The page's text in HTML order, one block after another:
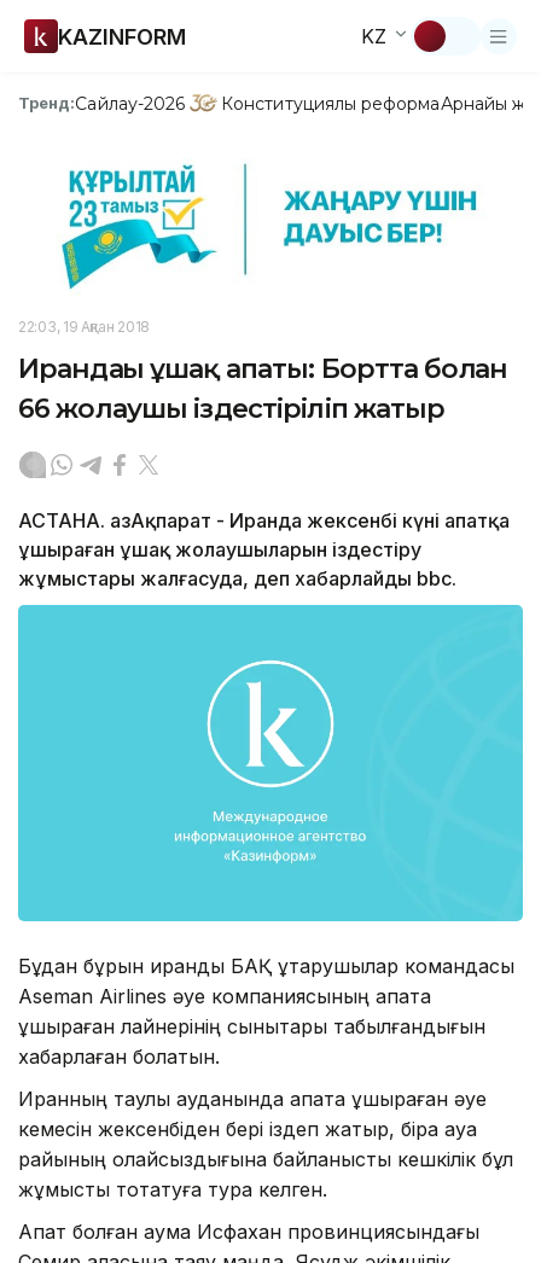
KAZINFORM KZ
Тренд:Сайлау-2026 Конституциялық реформаАрнайы
22:03, 19 Ақпан 2018
Ирандағы ұшақ апаты: Бортта болған
66 жолаушы іздестіріліп жатыр
АСТАНА. ҚазАқпарат - Иранда жексенбі күні апатқа
ұшыраған ұшақ жолаушыларын іздестіру
жұмыстары жалғасуда, деп хабарлайды bbc.
Бұдан бұрын ирандық БАҚ құтқарушылар командасы
Aseman Airlines әуе компаниясының апатқа
ұшыраған лайнерінің сынықтары табылғандығын
хабарлаған болатын.
Иранның таулы ауданында апатқа ұшыраған әуе
кемесін жексенбіден бері іздеп жатыр, бірақ ауа
райының қолайсыздығына байланысты кешкілік бұл
жұмысты тоқтатуға тура келген.
Апат болған аумақ Исфахан провинциясындағы